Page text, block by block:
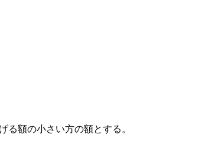
額の小さい方の額とする。